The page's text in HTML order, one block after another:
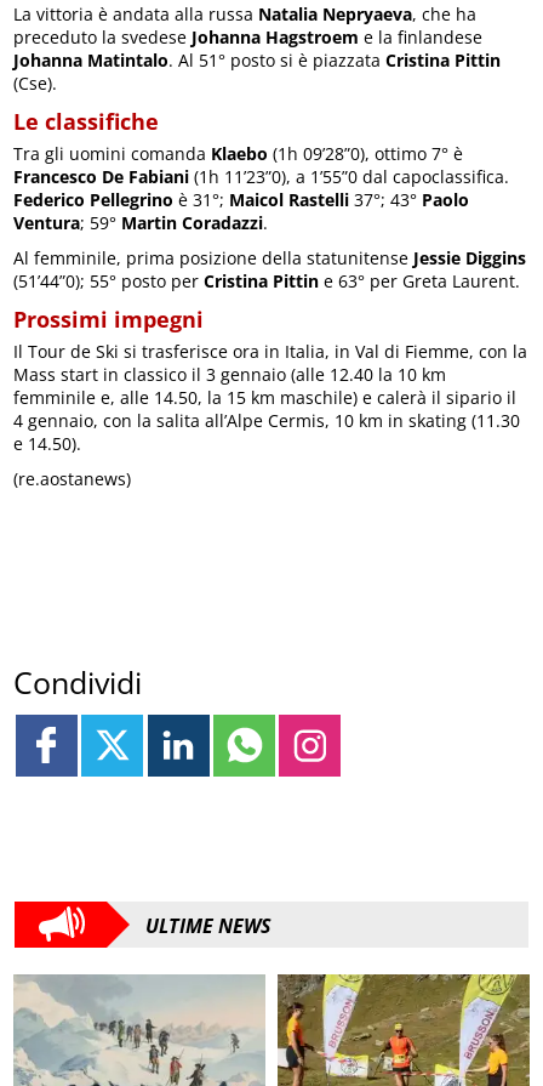
La vittoria è andata alla russa Natalia Nepryaeva, che ha
preceduto la svedese Johanna Hagstroem e la finlandese
Johanna Matintalo. Al 51° posto si è piazzataCristina Pittin
(Cse).
Le classifiche
Tra gli uomini comanda Klaebo (1h 09’28”0), ottimo 7° è
Francesco De Fabiani (1h 11’23”0), a 1’55”0 dal capoclassifica.
Federico Pellegrino è 31°; Maicol Rastelli 37°; 43° Paolo
Ventura; 59° Martin Coradazzi.
Al femminile, prima posizione della statunitense Jessie Diggins
(51’44”0); 55° posto perCristina Pittine 63° per Greta Laurent.
Prossimi impegni
Il Tour de Ski si trasferisce ora in Italia, in Val di Fiemme, con la
Mass start in classico il 3 gennaio (alle 12.40 la 10 km
femminile e, alle 14.50, la 15 km maschile) e calerà il sipario il
4 gennaio, con la salita all’Alpe Cermis, 10 km in skating (11.30
e 14.50).
(re.aostanews)
Condividi
ULTIME NEWS